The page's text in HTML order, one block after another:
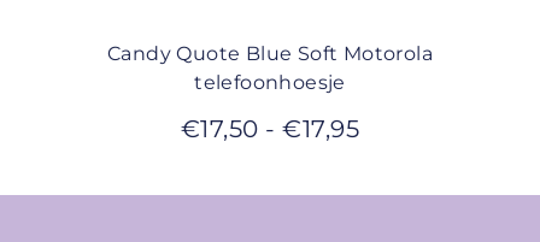
Candy Quote Blue Soft Motorola
telefoonhoesje
€17,50 - €17,95